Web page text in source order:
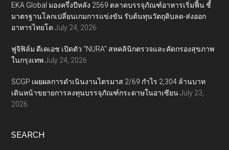
EKA Global มองครึ่งปีหลัง 2569 ตลาดบรรจุภัณฑ์อาหารเริ่มฟื้น ชี้
มาตรฐานโลกเปลี่ยนเกมการแข่งขัน รับต้นทุนวัตถุดิบลด-ส่งออก
อาหารไทยโต July 24, 2026
ฟูจิฟิล์ม ดีเคเอช เปิดตัว “NURA” สหคลินิกตรวจและคัดกรองสุขภาพ
ในกรุงเทพ July 24, 2026
SCGP เผยผลการดำเนินงานไตรมาส 2/69 กำไร 2,304 ล้านบาท
เดินหน้าขยายการลงทุนบรรจุภัณฑ์กระดาษในอาเซียน July 23,
2026
SEARCH